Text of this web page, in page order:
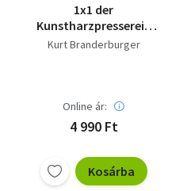
1x1 der
Kunstharzpresserei -
(A műgyantapréselés
Kurt Branderburger
Online ár:
4 990 Ft
Kosárba